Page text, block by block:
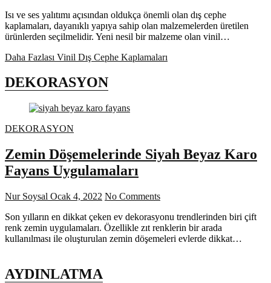
Isı ve ses yalıtımı açısından oldukça önemli olan dış cephe
kaplamaları, dayanıklı yapıya sahip olan malzemelerden üretilen
ürünlerden seçilmelidir. Yeni nesil bir malzeme olan vinil…
Daha Fazlası Vinil Dış Cephe Kaplamaları
DEKORASYON
DEKORASYON
Zemin Döşemelerinde Siyah Beyaz Karo
Fayans Uygulamaları
Nur Soysal Ocak 4, 2022 No Comments
Son yılların en dikkat çeken ev dekorasyonu trendlerinden biri çift
renk zemin uygulamaları. Özellikle zıt renklerin bir arada
kullanılması ile oluşturulan zemin döşemeleri evlerde dikkat…
AYDINLATMA